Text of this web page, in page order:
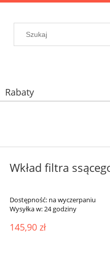
Rabaty
Wkład filtra
Dostępność: na wyczerpaniu
Wysyłka w:24 godziny
145,90 zł